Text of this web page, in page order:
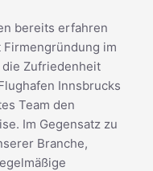
bereits erfahren
im
die Zufriedenheit
Innsbrucks
Team den
Im Gegensatz zu
Branche,